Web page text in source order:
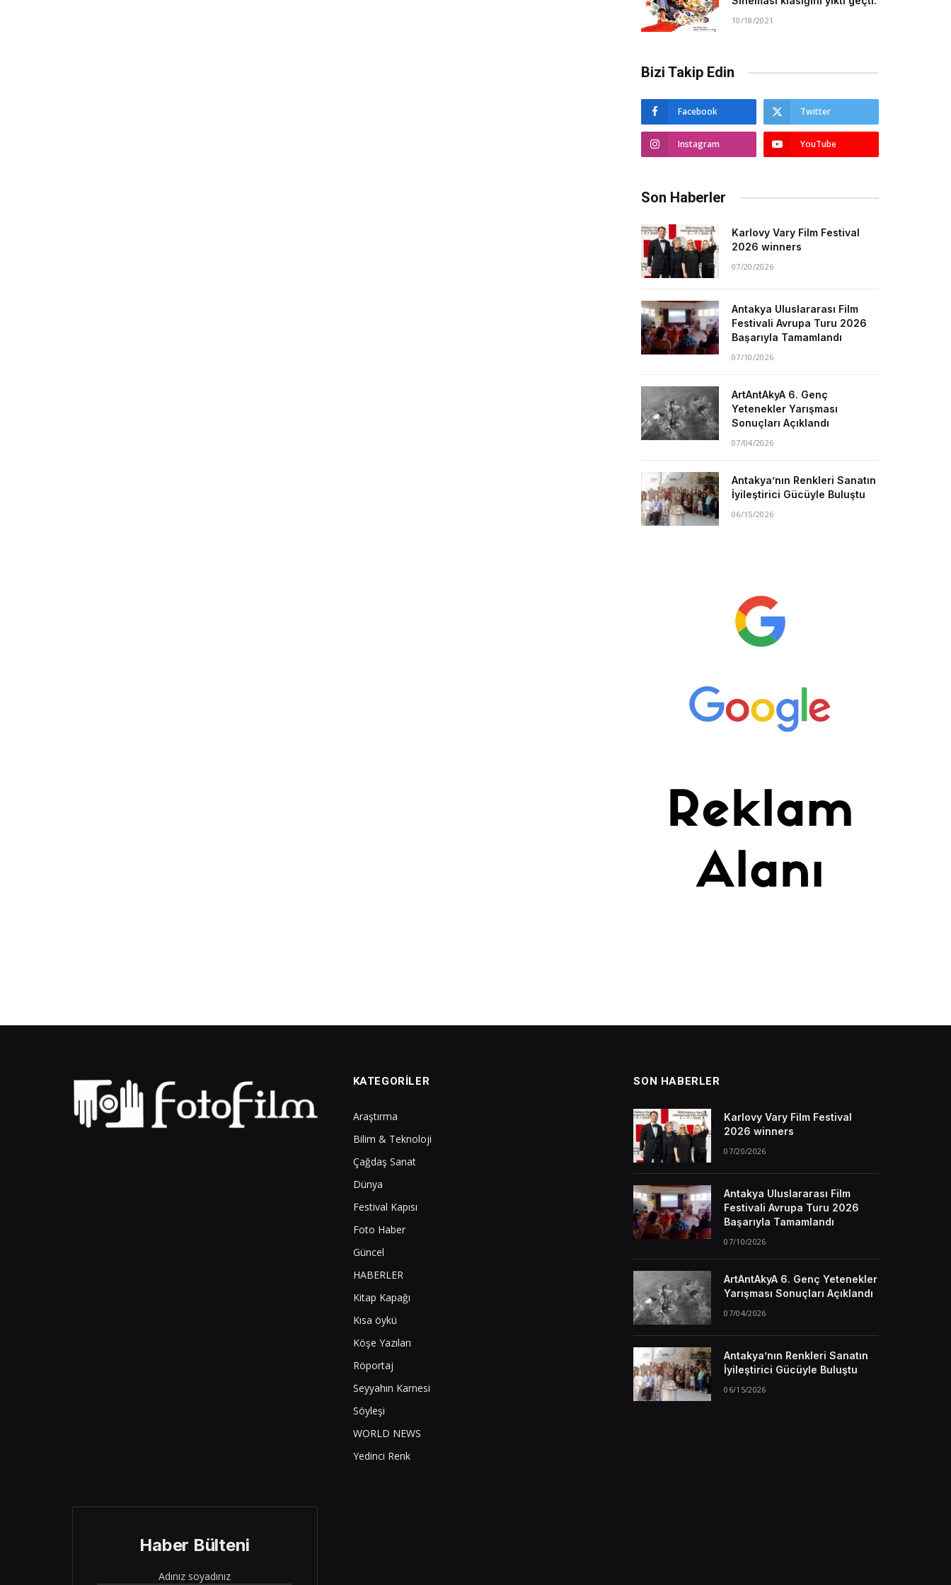
10/18/2021
Bizi Takip Edin
Facebook Twitter
Instagram YouTube
Son Haberler
Karlovy Vary Film Festival
2026 winners
07/20/2026
Antakya Uluslararası Film
Festivali Avrupa Turu 2026
Başarıyla Tamamlandı
07/10/2026
ArtAntAkyA 6. Genç
Yetenekler Yarışması
Sonuçları Açıklandı
07/04/2026
Antakya’nın Renkleri Sanatın
İyileştirici Gücüyle Buluştu
06/15/2026
KATEGORILER
Araştırma
Bilim & Teknoloji
Çağdaş Sanat
Dünya
Festival Kapısı
Foto Haber
Güncel
HABERLER
Kitap Kapağı
Kısa öykü
Köşe Yazıları
Röportaj
Seyyahın Karnesi
Söyleşi
WORLD NEWS
Yedinci Renk
SON HABERLER
Karlovy Vary Film Festival
2026 winners
07/20/2026
Antakya Uluslararası Film
Festivali Avrupa Turu 2026
Başarıyla Tamamlandı
07/10/2026
ArtAntAkyA 6. Genç Yetenekler
Yarışması Sonuçları Açıklandı
07/04/2026
Antakya’nın Renkleri Sanatın
İyileştirici Gücüyle Buluştu
06/15/2026
Haber Bülteni
Adınız soyadınız